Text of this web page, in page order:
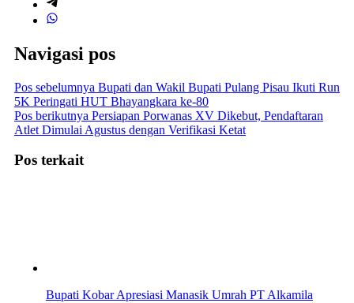
Navigasi pos
Pos sebelumnya Bupati dan Wakil Bupati Pulang Pisau Ikuti Run
5K Peringati HUT Bhayangkara ke-80
Pos berikutnya Persiapan Porwanas XV Dikebut, Pendaftaran
Atlet Dimulai Agustus dengan Verifikasi Ketat
Pos terkait
Bupati Kobar Apresiasi Manasik Umrah PT Alkamila